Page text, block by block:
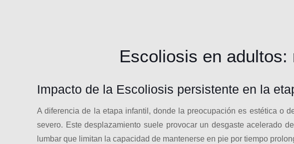
Escoliosis en
Impacto de la Escoliosis persistente en la
A diferencia de la etapa infantil, donde la preocupación es estética o
severo. Este desplazamiento suele provocar un desgaste acelerado
lumbar que limitan la capacidad de mantenerse en pie por tiempo